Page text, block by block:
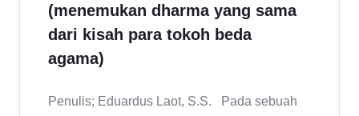
(menemukan dharma yang sama
dari kisah para tokoh beda
agama)
Penulis; Eduardus Laot, S.S. Pada sebuah